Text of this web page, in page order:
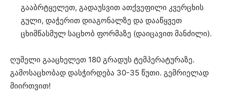
გააბრტყელეთ, გადაუსვით ათქვეფილი კვერცხის
გული, დაჭერით დიაგონალზე და დააწყვეთ
ცხიმწასმულ საცხობ ფორმაზე (დაიცავით მანძილი).
ღუმელი გააცხელეთ 180 გრადუს ტემპერატურაზე.
გამოსაცხობად დასჭირდება 30-35 წუთი. გემრიელად
მიირთვით!